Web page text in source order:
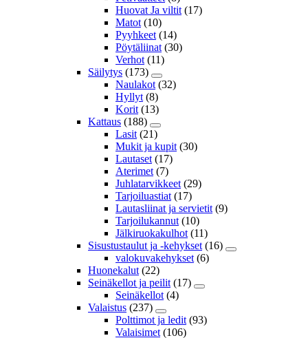
Huovat Ja viltit (17)
Matot (10)
Pyyhkeet (14)
Pöytäliinat (30)
Verhot (11)
Säilytys (173)
Naulakot (32)
Hyllyt (8)
Korit (13)
Kattaus (188)
Lasit (21)
Mukit ja kupit (30)
Lautaset (17)
Aterimet (7)
Juhlatarvikkeet (29)
Tarjoiluastiat (17)
Lautasliinat ja servietit (9)
Tarjoilukannut (10)
Jälkiruokakulhot (11)
Sisustustaulut ja -kehykset (16)
valokuvakehykset (6)
Huonekalut (22)
Seinäkellot ja peilit (17)
Seinäkellot (4)
Valaistus (237)
Polttimot ja ledit (93)
Valaisimet (106)